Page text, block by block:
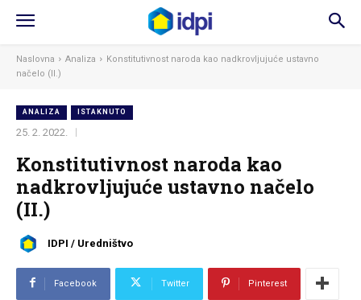
Naslovna Analiza
Konstitutivnost naroda kao nadkrovljujuće ustavno
načelo (II.)
ANALIZA ISTAKNUTO
25. 2. 2022.
Konstitutivnost naroda kao
nadkrovljujuće ustavno načelo
(II.)
IDPI / Uredništvo
Facebook Twitter Pinterest